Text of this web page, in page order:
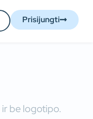
Prisijungti
be logotipo.